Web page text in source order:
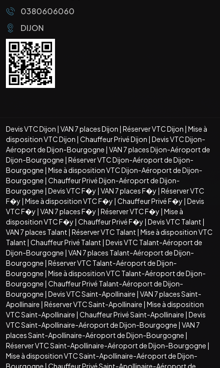
0380606060
DIJON
Devis VTC Dijon | VAN 7 places Dijon | Réserver VTC Dijon | Mise à
disposition VTC Dijon | Chauffeur Privé Dijon | Devis VTC Dijon-
Aéroport de Dijon-Bourgogne | VAN 7 places Dijon-Aéroport de
Dijon-Bourgogne | Réserver VTC Dijon-Aéroport de Dijon-
Bourgogne | Mise à disposition VTC Dijon-Aéroport de Dijon-
Bourgogne | Chauffeur Privé Dijon-Aéroport de Dijon-
Bourgogne | Devis VTC F�y | VAN 7 places F�y | Réserver VTC
F�y | Mise à disposition VTC F�y | Chauffeur Privé F�y | Devis
VTC F�y | VAN 7 places F�y | Réserver VTC F�y | Mise à
disposition VTC F�y | Chauffeur Privé F�y | Devis VTC Talant |
VAN 7 places Talant | Réserver VTC Talant | Mise à disposition VTC
Talant | Chauffeur Privé Talant | Devis VTC Talant-Aéroport de
Dijon-Bourgogne | VAN 7 places Talant-Aéroport de Dijon-
Bourgogne | Réserver VTC Talant-Aéroport de Dijon-
Bourgogne | Mise à disposition VTC Talant-Aéroport de Dijon-
Bourgogne | Chauffeur Privé Talant-Aéroport de Dijon-
Bourgogne | Devis VTC Saint-Apollinaire | VAN 7 places Saint-
Apollinaire | Réserver VTC Saint-Apollinaire | Mise à disposition
VTC Saint-Apollinaire | Chauffeur Privé Saint-Apollinaire | Devis
VTC Saint-Apollinaire-Aéroport de Dijon-Bourgogne | VAN 7
places Saint-Apollinaire-Aéroport de Dijon-Bourgogne |
Réserver VTC Saint-Apollinaire-Aéroport de Dijon-Bourgogne |
Mise à disposition VTC Saint-Apollinaire-Aéroport de Dijon-
Bourgogne | Chauffeur Privé Saint-Apollinaire-Aéroport de